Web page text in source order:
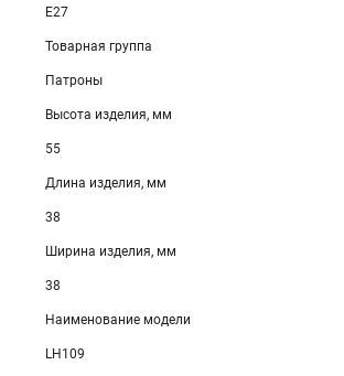
E27
Товарная группа
Патроны
Высота изделия, мм
55
Длина изделия, мм
38
Ширина изделия, мм
38
Наименование модели
LH109